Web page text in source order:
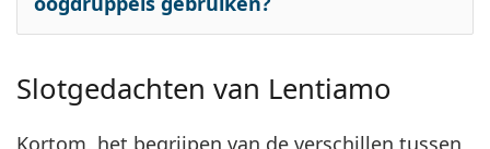
Slotgedachten van Lentiamo
Kortom, het begrijpen van de verschillen tussen